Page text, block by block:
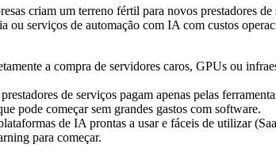
criam um terreno fértil para novos
ou serviços de automação com IA com custos
a compra de servidores caros, GPUs ou
de serviços pagam apenas pelas
pode começar sem grandes gastos com software.
de IA prontas a usar e fáceis de utilizar
para começar.